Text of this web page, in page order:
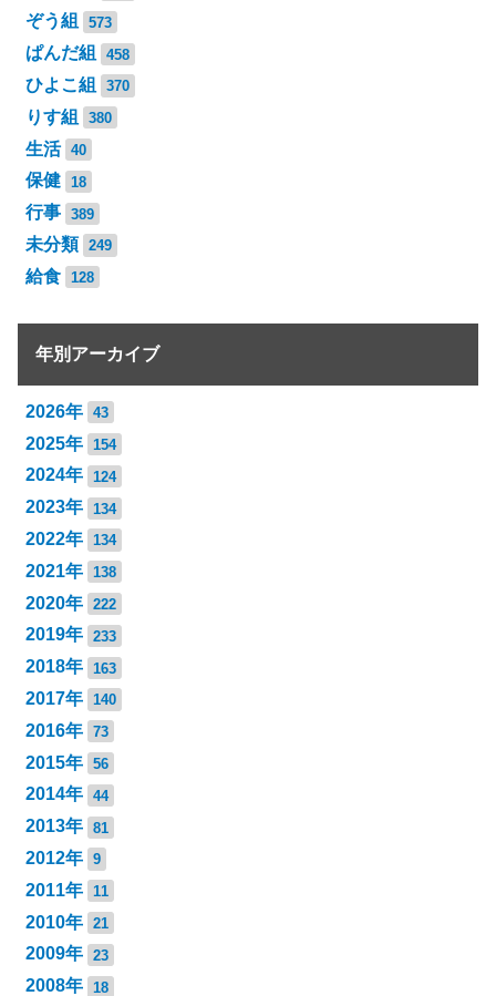
ぞう組 573
ぱんだ組 458
ひよこ組 370
りす組 380
生活 40
保健 18
行事 389
未分類 249
給食 128
年別アーカイブ
2026年 43
2025年 154
2024年 124
2023年 134
2022年 134
2021年 138
2020年 222
2019年 233
2018年 163
2017年 140
2016年 73
2015年 56
2014年 44
2013年 81
2012年 9
2011年 11
2010年 21
2009年 23
2008年 18